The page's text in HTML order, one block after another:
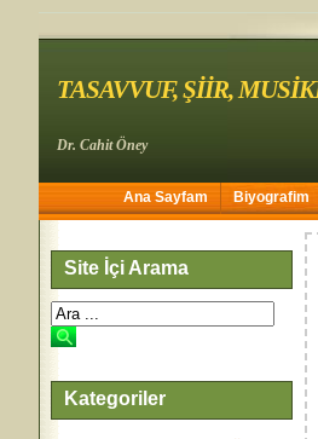
TASAVVUF, ŞİİR,
Dr. Cahit Öney
Ana Sayfam Biyografim
Site İçi Arama
Kategoriler